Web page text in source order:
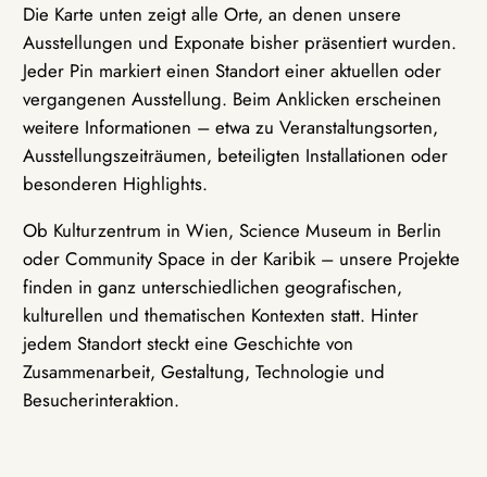
Die Karte unten zeigt alle Orte, an denen unsere
Ausstellungen und Exponate bisher präsentiert wurden.
Jeder Pin markiert einen Standort einer aktuellen oder
vergangenen Ausstellung. Beim Anklicken erscheinen
weitere Informationen – etwa zu Veranstaltungsorten,
Ausstellungszeiträumen, beteiligten Installationen oder
besonderen Highlights.
Ob Kulturzentrum in Wien, Science Museum in Berlin
oder Community Space in der Karibik – unsere Projekte
finden in ganz unterschiedlichen geografischen,
kulturellen und thematischen Kontexten statt. Hinter
jedem Standort steckt eine Geschichte von
Zusammenarbeit, Gestaltung, Technologie und
Besucherinteraktion.